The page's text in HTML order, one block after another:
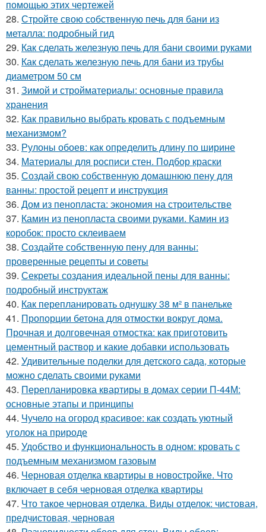
помощью этих чертежей
28. Стройте свою собственную печь для бани из
металла: подробный гид
29. Как сделать железную печь для бани своими руками
30. Как сделать железную печь для бани из трубы
диаметром 50 см
31. Зимой и стройматериалы: основные правила
хранения
32. Как правильно выбрать кровать с подъемным
механизмом?
33. Рулоны обоев: как определить длину по ширине
34. Материалы для росписи стен. Подбор краски
35. Создай свою собственную домашнюю пену для
ванны: простой рецепт и инструкция
36. Дом из пенопласта: экономия на строительстве
37. Камин из пенопласта своими руками. Камин из
коробок: просто склеиваем
38. Создайте собственную пену для ванны:
проверенные рецепты и советы
39. Секреты создания идеальной пены для ванны:
подробный инструктаж
40. Как перепланировать однушку 38 м² в панельке
41. Пропорции бетона для отмостки вокруг дома.
Прочная и долговечная отмостка: как приготовить
цементный раствор и какие добавки использовать
42. Удивительные поделки для детского сада, которые
можно сделать своими руками
43. Перепланировка квартиры в домах серии П-44М:
основные этапы и принципы
44. Чучело на огород красивое: как создать уютный
уголок на природе
45. Удобство и функциональность в одном: кровать с
подъемным механизмом газовым
46. Черновая отделка квартиры в новостройке. Что
включает в себя черновая отделка квартиры
47. Что такое черновая отделка. Виды отделок: чистовая,
предчистовая, черновая